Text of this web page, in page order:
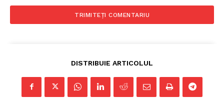
Despre noi / Echipa
Proiecte editoriale
DISTRIBUIE ARTICOLUL